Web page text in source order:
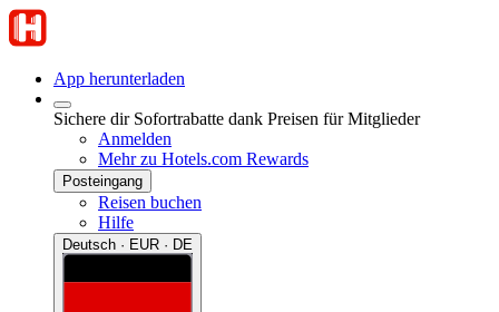
App herunterladen
Sichere dir Sofortrabatte dank Preisen für Mitglieder
Anmelden
Mehr zu Hotels.com Rewards
Posteingang
Reisen buchen
Hilfe
Deutsch · EUR · DE